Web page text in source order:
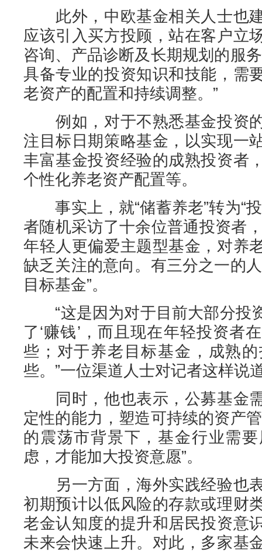
此外，中欧基金相关人士也
应该引入买方投顾，站在客户立
咨询、产品诊断及长期规划的服
具备专业的投资知识和技能，需
老资产的配置和持续调整。”
例如，对于不熟悉基金投资
注目标日期策略基金，以实现一
丰富基金投资经验的成熟投资者
个性化养老资产配置等。
事实上，就“储蓄养老”转为“
者随机采访了十余位普通投资者
年轻人更偏爱主题型基金，对养
缺乏关注的意向。有三分之一的
目标基金”。
“这是因为对于目前大部分投
了‘赚钱’，而且现在年轻投资者
些；对于养老目标基金，成熟
些。”一位渠道人士对记者这样说
同时，他也表示，公募基金
定性的能力，塑造可持续的资产
的震荡市背景下，基金行业需
虑，才能加大投资意愿”。
另一方面，海外实践经验也
初期预计以低风险的存款或理财
老金认知度的提升和居民投资意
未来会快速上升。对此，多家基